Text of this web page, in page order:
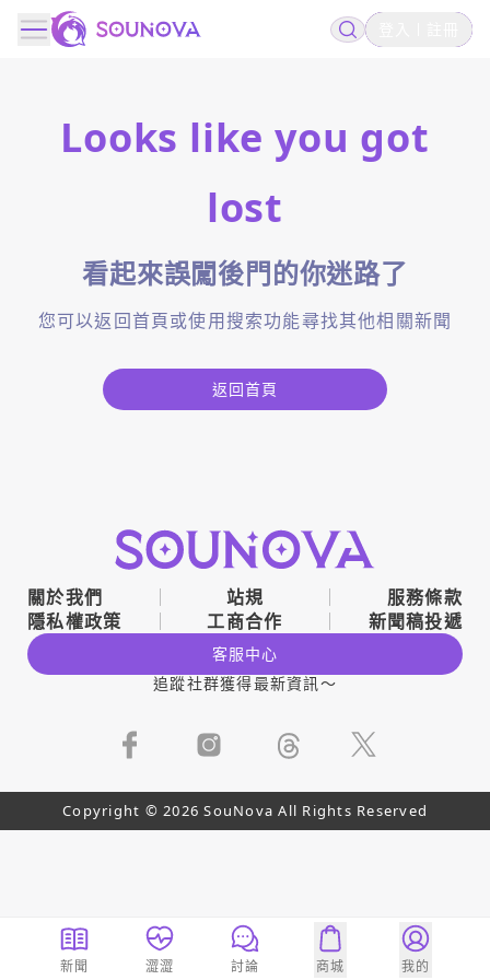
Looks like you got
lost
看起來誤闖後門的你迷路了
您可以返回首頁或使用搜索功能尋找其他相關新聞
返回首頁
關於我們 站規
服務條款
隱私權政策
工商合作 新聞稿投遞
客服中心
追蹤社群獲得最新資訊～
Copyright © 2026 SouNova All Rights Reserved
新聞 澀澀 討論 商城 我的